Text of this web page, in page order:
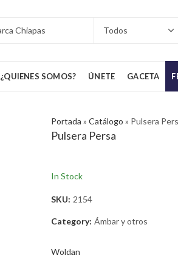
¿QUIENES SOMOS? ÚNETE GACETA
Portada » Catálogo » Pulsera
Pulsera Persa
In Stock
SKU: 2154
Category: Ámbar y otros
Woldan